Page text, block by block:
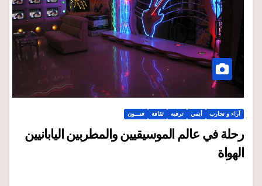
آراء و تجارب أنِمي ترفيه ثقافة فنـــون
رحلة في عالم الموسيقيين والمطربين اليابانيين
الهواة